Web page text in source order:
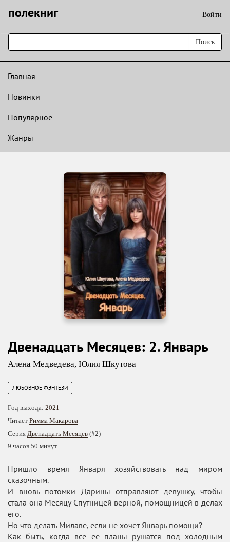
полекниг Войти
Поиск
Главная
Новинки
Популярное
Жанры
Двенадцать Месяцев: 2. Январь
Алена Медведева, Юлия Шкутова
ЛЮБОВНОЕ ФЭНТЕЗИ
Год выхода: 2021
Читает Римма Макарова
Серия Двенадцать Месяцев (#2)
9 часов 50 минут
Пришло время Января хозяйствовать над миром
сказочным.
И вновь потомки Дарины отправляют девушку, чтобы
стала она Месяцу Спутницей верной, помощницей в делах
его.
Но что делать Милаве, если не хочет Январь помощи?
Как быть, когда все ее планы рушатся под холодным